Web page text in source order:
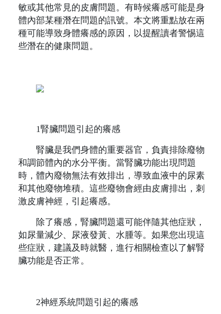
敏或其他常見的皮膚問題。有時候癢感可能是身
體內部某種潛在問題的訊號。本文將重點放在兩
種可能導致身體癢感的原因，以提醒讀者警惕這
些潛在的健康問題。
1腎臟問題引起的癢感
腎臟是我們身體的重要器官，負責排除廢物
和調節體內的水分平衡。當腎臟功能出現問題
時，體內廢物無法有效排出，導致血液中的尿素
和其他廢物堆積。這些廢物會經由皮膚排出，刺
激皮膚神經，引起癢感。
除了癢感，腎臟問題還可能伴隨其他症狀，
如尿量減少、尿液發黃、水腫等。如果您出現這
些症狀，建議及時就醫，進行相關檢查以了解腎
臟功能是否正常。
2神經系統問題引起的癢感